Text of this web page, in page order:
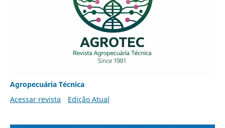
Agropecuária Técnica
Acessar revista
Edição Atual